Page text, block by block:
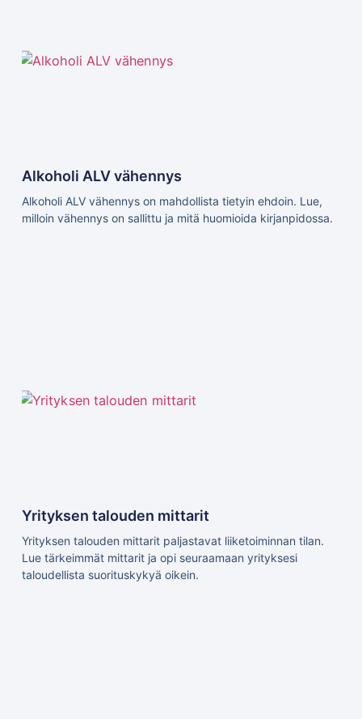
Alkoholi ALV vähennys
Alkoholi ALV vähennys on mahdollista tietyin ehdoin. Lue,
milloin vähennys on sallittu ja mitä huomioida kirjanpidossa.
Yrityksen talouden mittarit
Yrityksen talouden mittarit paljastavat liiketoiminnan tilan.
Lue tärkeimmät mittarit ja opi seuraamaan yrityksesi
taloudellista suorituskykyä oikein.